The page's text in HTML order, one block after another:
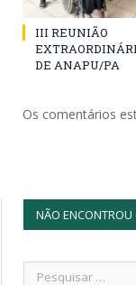
III REUNIÃO
DE ANAPU/PA
Os comentários
NÃO ENCONTROU